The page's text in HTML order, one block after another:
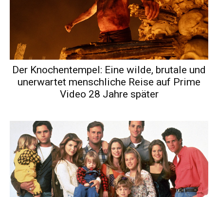
Der Knochentempel: Eine wilde, brutale und
unerwartet menschliche Reise auf Prime
Video 28 Jahre später